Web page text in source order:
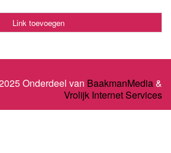
Link toevoegen
Onderdeel van BaakmanMedia&
Vrolijk Internet Services